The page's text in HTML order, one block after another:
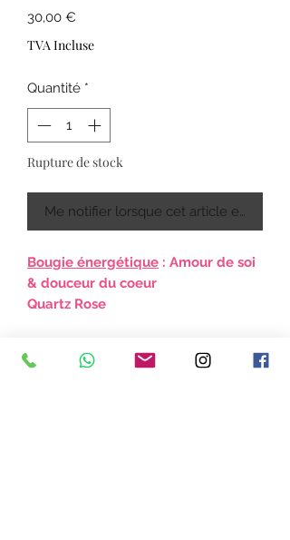
30,00 €
TVA Incluse
Quantité *
Rupture de stock
Me notifier lorsque cet article est
Bougie énergétique : Amour de soi
& douceur du coeur
Quartz Rose
par mes soins, utilisant les vertus en